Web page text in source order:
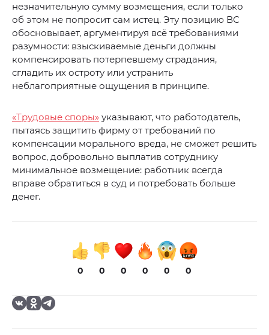
незначительную сумму возмещения, если только
об этом не попросит сам истец. Эту позицию ВС
обосновывает, аргументируя всё требованиями
разумности: взыскиваемые деньги должны
компенсировать потерпевшему страдания,
сгладить их остроту или устранить
неблагоприятные ощущения в принципе.
«Трудовые споры» указывают, что работодатель,
пытаясь защитить фирму от требований по
компенсации морального вреда, не сможет решить
вопрос, добровольно выплатив сотруднику
минимальное возмещение: работник всегда
вправе обратиться в суд и потребовать больше
денег.
0 0 0 0 0 0